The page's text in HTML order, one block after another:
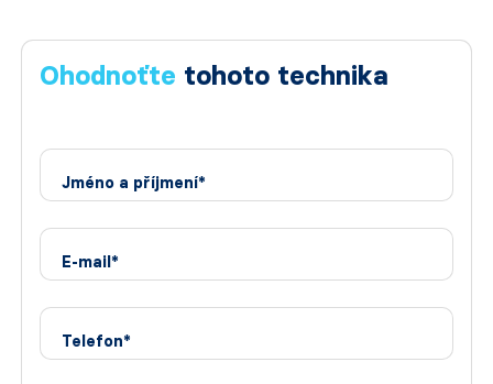
Ohodnoťte tohoto technika
Jméno a příjmení*
E-mail*
Telefon*